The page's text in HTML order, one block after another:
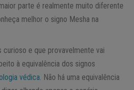
parte é realmente muito diferente
melhor o signo Mesha na
curioso e que provavelmente vai
à equivalência dos signos
védica . Não há uma equivalência